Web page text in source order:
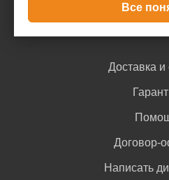
Все
Доставка и
Договор-
Написать